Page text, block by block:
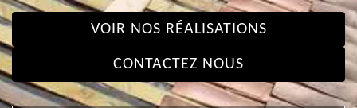
VOIR NOS RÉALISATIONS
CONTACTEZ NOUS